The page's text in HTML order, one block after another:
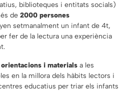
biblioteques i entitats socials)
de 2000 persones
setmanalment un infant de 4t,
fer de la lectura una experiència
orientacions i materials a les
en la millora dels hàbits lectors i
educatius per triar els infants